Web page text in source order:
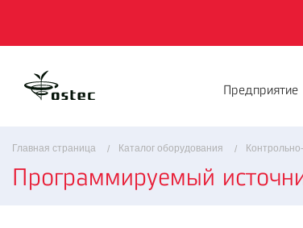
Предприятие
Главная страница Каталог оборудования
Программируемый